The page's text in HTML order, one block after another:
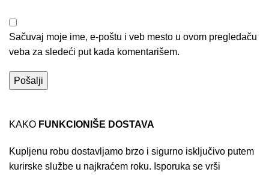
Sačuvaj moje ime, e-poštu i veb mesto u ovom pregledaču
veba za sledeći put kada komentarišem.
KAKO FUNKCIONIŠE DOSTAVA
Kupljenu robu dostavljamo brzo i sigurno isključivo putem
kurirske službe u najkraćem roku. Isporuka se vrši